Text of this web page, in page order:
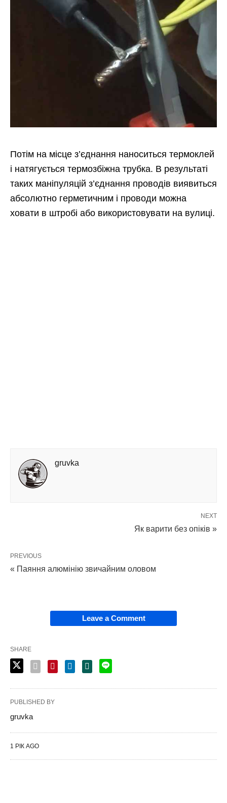
Потім на місце з’єднання наноситься термоклей
і натягується термозбіжна трубка. В результаті
таких маніпуляцій з’єднання проводів виявиться
абсолютно герметичним і проводи можна
ховати в штробі або використовувати на вулиці.
gruvka
NEXT
Як варити без опіків »
PREVIOUS
« Паяння алюмінію звичайним оловом
Leave a Comment
SHARE
PUBLISHED BY
gruvka
1 РІК AGO